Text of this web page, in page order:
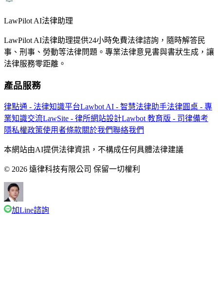
LawPilot AI法律助理
LawPilot AI法律助理提供24小時免費法律諮詢，隨時解答民
事、刑事、勞動等法律問題。專業法律意見書與書狀生成，讓
法律服務零距離。
產品服務
律點通 - 法律知識平台Lawbot AI - 智慧法律助手法律圓桌 - 專
業知識交流LawSite - 律所網站設計Lawbot 教育版 - 司律備考
隱私權政策使用者條款關於我們聯絡我們
本網站由AI提供法律資訊，不構成任何具體法律建議
© 2026 遠律科技有限公司 保留一切權利
加Line諮詢